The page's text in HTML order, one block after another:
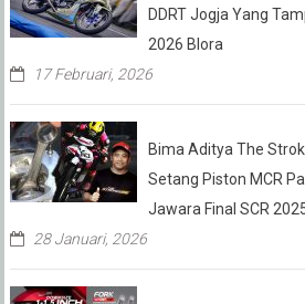
DDRT Jogja Yang
2026 Blora
17 Februari, 2026
Bima Aditya The
Setang Piston MCR
Jawara Final SCR
28 Januari, 2026